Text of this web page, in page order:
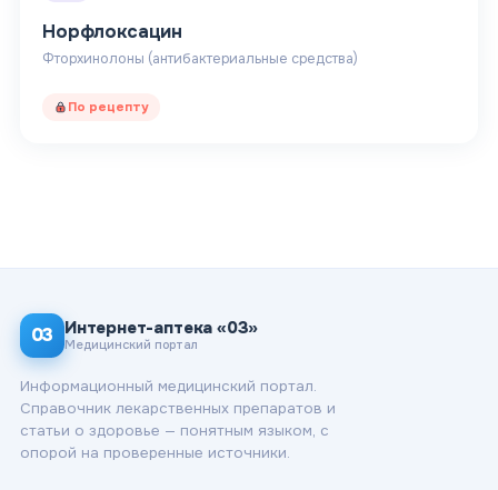
Норфлоксацин
Фторхинолоны (антибактериальные средства)
По рецепту
03 Интернет-аптека «03»
Медицинский портал
Информационный медицинский портал.
Справочник лекарственных препаратов и
статьи о здоровье — понятным языком, с
опорой на проверенные источники.